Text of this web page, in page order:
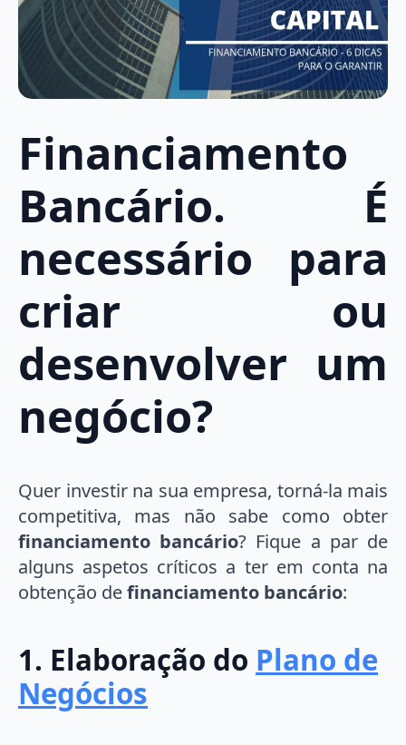
Financiamento
Bancário. É
necessário para
criar ou
desenvolver um
negócio?
Quer investir na sua empresa, torná-la mais
competitiva, mas não sabe como obter
financiamento bancário? Fique a par de
alguns aspetos críticos a ter em conta na
obtenção definanciamento bancário:
1. Elaboração do Plano de
Negócios